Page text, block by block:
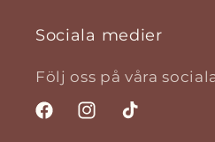
Sociala medier
Följ oss på våra
FacebookInstagramTikTok